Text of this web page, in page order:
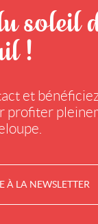
soleil
!
et
profiter
À LA NEWSLETTER